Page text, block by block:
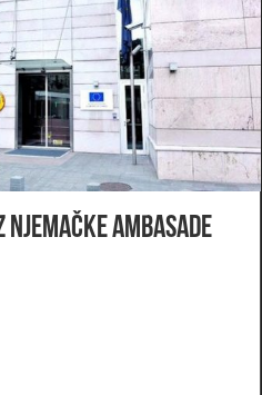
Ambasade